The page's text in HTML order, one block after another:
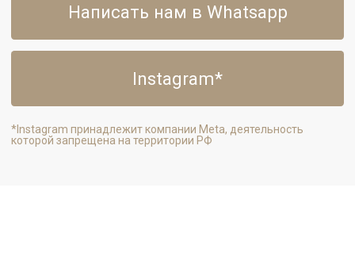
Каталог